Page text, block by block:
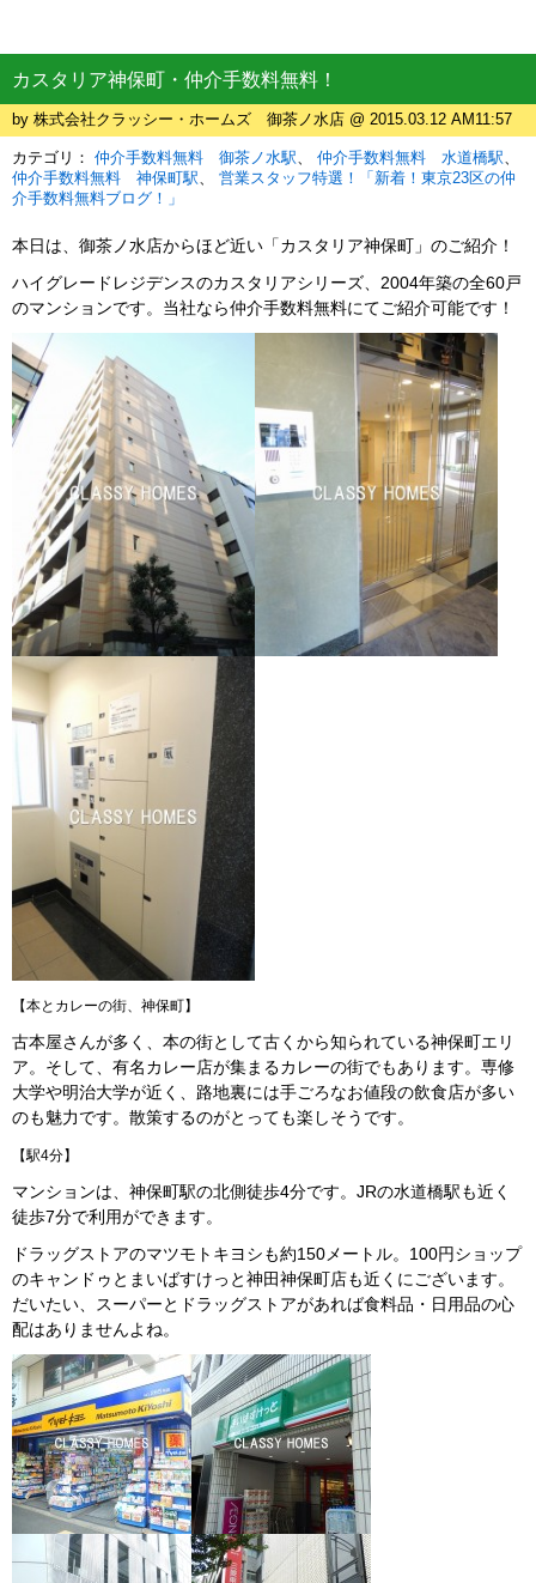
カスタリア神保町・仲介手数料無料！
by 株式会社クラッシー・ホームズ 御茶ノ水店 @ 2015.03.12 AM11:57
カテゴリ： 仲介手数料無料 御茶ノ水駅
仲介手数料無料 水道橋駅
仲介手数料無料 神保町駅
営業スタッフ特選！「新着！東京23区の仲
介手数料無料ブログ！」
本日は、御茶ノ水店からほど近い「カスタリア神保町」のご紹介！
ハイグレードレジデンスのカスタリアシリーズ、2004年築の全60戸
のマンションです。当社なら仲介手数料無料にてご紹介可能です！
【本とカレーの街、神保町】
古本屋さんが多く、本の街として古くから知られている神保町エリ
ア。そして、有名カレー店が集まるカレーの街でもあります。専修
大学や明治大学が近く、路地裏には手ごろなお値段の飲食店が多い
のも魅力です。散策するのがとっても楽しそうです。
【駅4分】
マンションは、神保町駅の北側徒歩4分です。JRの水道橋駅も近く
徒歩7分で利用ができます。
ドラッグストアのマツモトキヨシも約150メートル。100円ショップ
のキャンドゥとまいばすけっと神田神保町店も近くにございます。
だいたい、スーパーとドラッグストアがあれば食料品・日用品の心
配はありませんよね。